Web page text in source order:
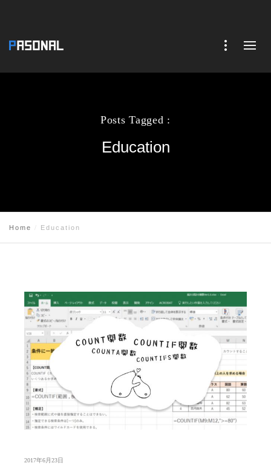
Posts Tagged :
Education
Home Education
2017年6月23日